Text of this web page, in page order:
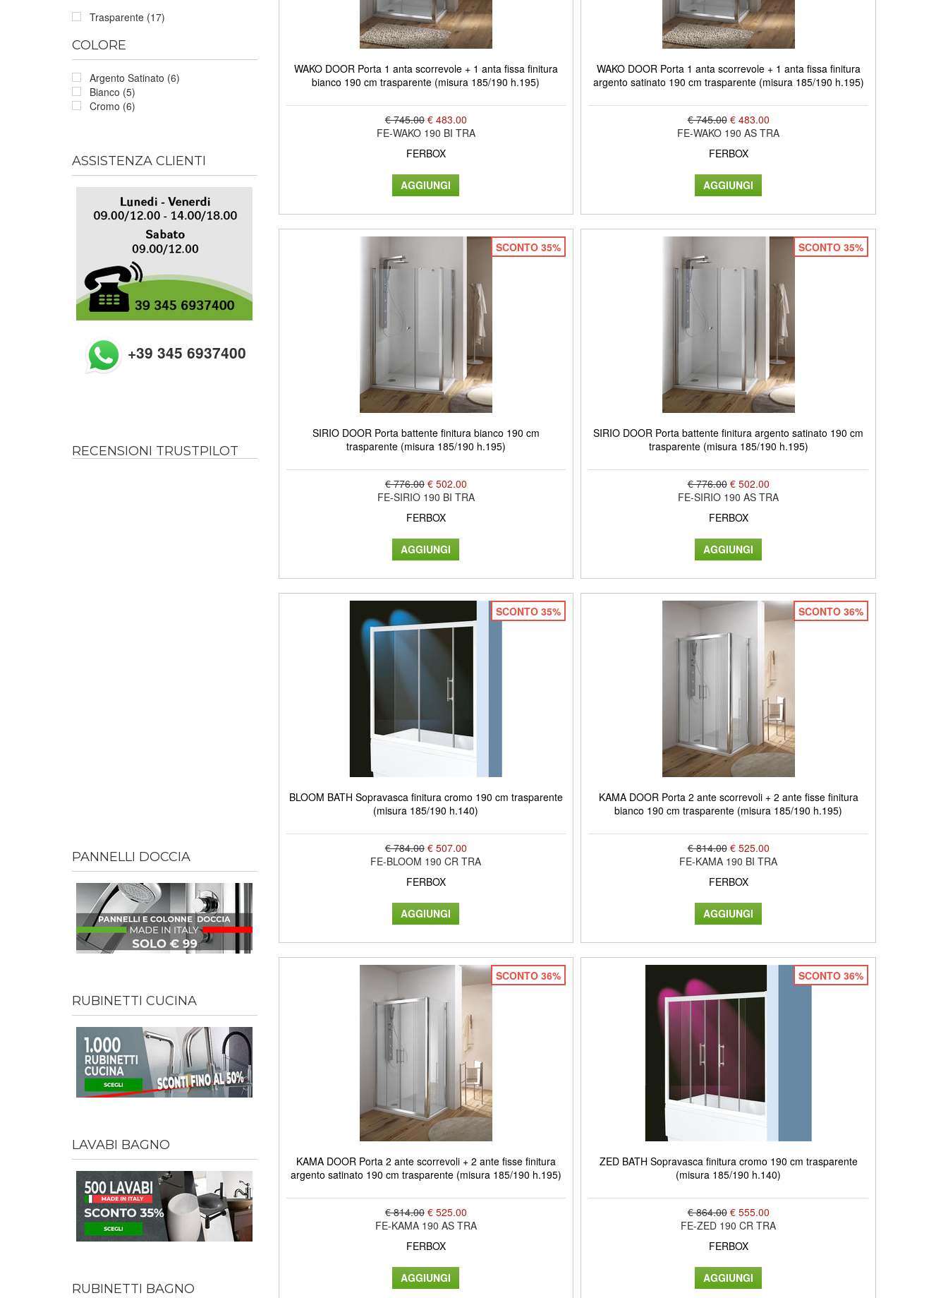
Trasparente (17)
COLORE
Argento Satinato (6)
Bianco (5)
Cromo (6)
ASSISTENZA CLIENTI
+39 345 6937400
RECENSIONI TRUSTPILOT
PANNELLI DOCCIA
RUBINETTI CUCINA
LAVABI BAGNO
RUBINETTI BAGNO
WAKO DOOR Porta 1 anta scorrevole + 1 anta fissa finitura
bianco 190 cm trasparente (misura 185/190 h.195)
€ 745.00 € 483.00
FE-WAKO 190 BI TRA
FERBOX
WAKO DOOR Porta 1 anta scorrevole + 1 anta fissa finitura
argento satinato 190 cm trasparente (misura 185/190 h.195)
€ 745.00 € 483.00
FE-WAKO 190 AS TRA
FERBOX
SCONTO 35%
SIRIO DOOR Porta battente finitura bianco 190 cm
trasparente (misura 185/190 h.195)
€ 776.00 € 502.00
FE-SIRIO 190 BI TRA
FERBOX
SCONTO 35%
SIRIO DOOR Porta battente finitura argento satinato 190 cm
trasparente (misura 185/190 h.195)
€ 776.00 € 502.00
FE-SIRIO 190 AS TRA
FERBOX
SCONTO 35%
BLOOM BATH Sopravasca finitura cromo 190 cm trasparente
(misura 185/190 h.140)
€ 784.00 € 507.00
FE-BLOOM 190 CR TRA
FERBOX
SCONTO 36%
KAMA DOOR Porta 2 ante scorrevoli + 2 ante fisse finitura
bianco 190 cm trasparente (misura 185/190 h.195)
€ 814.00 € 525.00
FE-KAMA 190 BI TRA
FERBOX
SCONTO 36%
KAMA DOOR Porta 2 ante scorrevoli + 2 ante fisse finitura
argento satinato 190 cm trasparente (misura 185/190 h.195)
€ 814.00 € 525.00
FE-KAMA 190 AS TRA
FERBOX
SCONTO 36%
ZED BATH Sopravasca finitura cromo 190 cm trasparente
(misura 185/190 h.140)
€ 864.00 € 555.00
FE-ZED 190 CR TRA
FERBOX